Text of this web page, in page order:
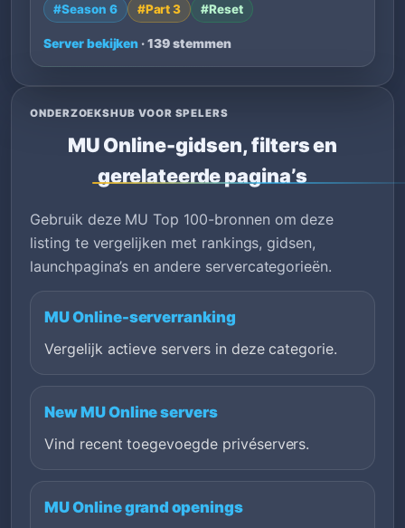
#Season 6 #Part 3 #Reset
Server bekijken · 139 stemmen
ONDERZOEKSHUB VOOR SPELERS
MU Online-gidsen, filters en
gerelateerde pagina’s
Gebruik deze MU Top 100-bronnen om deze
listing te vergelijken met rankings, gidsen,
launchpagina’s en andere servercategorieën.
MU Online-serverranking
Vergelijk actieve servers in deze categorie.
New MU Online servers
Vind recent toegevoegde privéservers.
MU Online grand openings